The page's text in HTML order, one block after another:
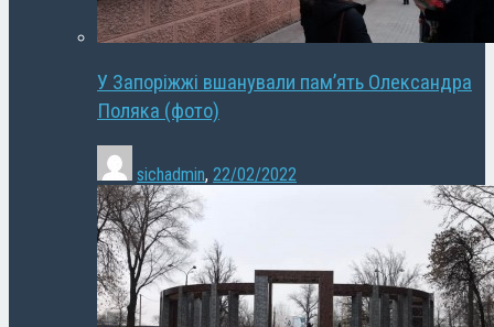
У Запоріжжі вшанували пам’ять Олександра
Поляка (фото)
sichadmin, 22/02/2022